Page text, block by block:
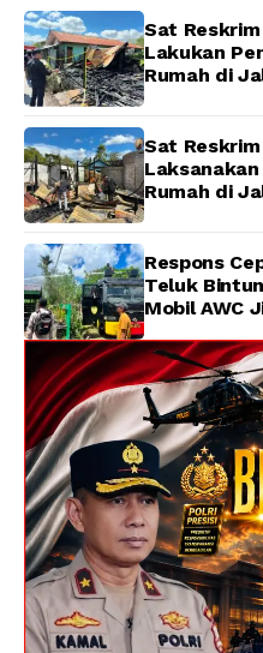
Sat
Lakukan
Rumah di
Sat
Rumah di
Respons
Teluk
Mobil AWC